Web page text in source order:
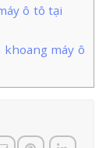
ô tô tại
máy ô